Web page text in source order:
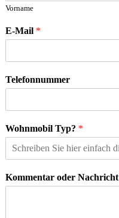
Vorname
E-Mail *
Telefonnummer
Wohnmobil Typ? *
Kommentar oder Nachricht